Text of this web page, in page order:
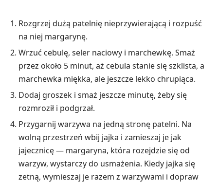
Rozgrzej dużą patelnię nieprzywierającą i rozpuść
na niej margarynę.
Wrzuć cebulę, seler naciowy i marchewkę. Smaż
przez około 5 minut, aż cebula stanie się szklista, a
marchewka miękka, ale jeszcze lekko chrupiąca.
Dodaj groszek i smaż jeszcze minutę, żeby się
rozmroził i podgrzał.
Przygarnij warzywa na jedną stronę patelni. Na
wolną przestrzeń wbij jajka i zamieszaj je jak
jajecznicę — margaryna, która rozejdzie się od
warzyw, wystarczy do usmażenia. Kiedy jajka się
zetną, wymieszaj je razem z warzywami i dopraw